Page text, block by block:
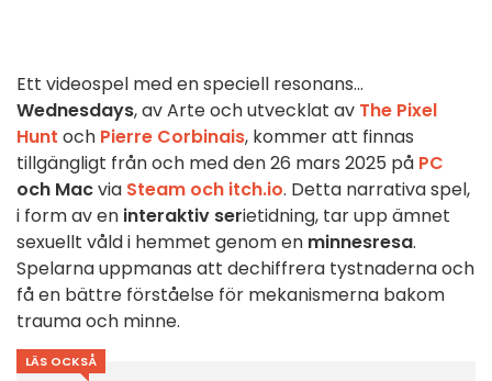
Ett videospel med en speciell resonans...
Wednesdays, av Arte och utvecklat av The Pixel
Hunt och Pierre Corbinais, kommer att finnas
tillgängligt från och med den 26 mars 2025 på PC
och Macvia Steam och itch.io. Detta narrativa spel,
i form av en interaktiv serietidning, tar upp ämnet
sexuellt våld i hemmet genom en minnesresa.
Spelarna uppmanas att dechiffrera tystnaderna och
få en bättre förståelse för mekanismerna bakom
trauma och minne.
LÄS OCKSÅ